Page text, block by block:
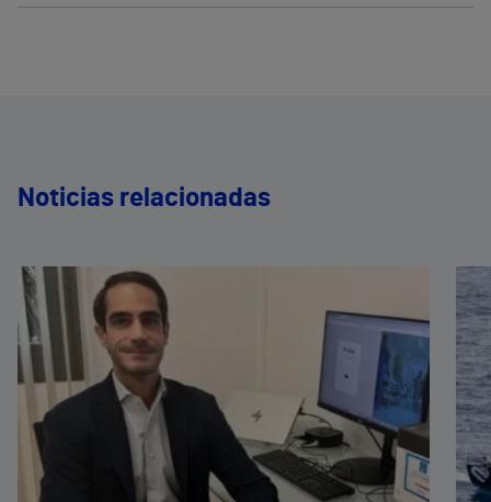
Noticias relacionadas